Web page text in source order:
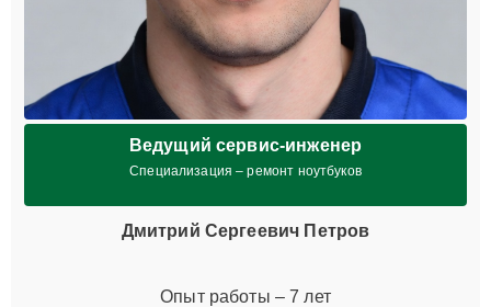
Ведущий сервис-инженер
Специализация – ремонт ноутбуков
Дмитрий Сергеевич Петров
Опыт работы – 7 лет